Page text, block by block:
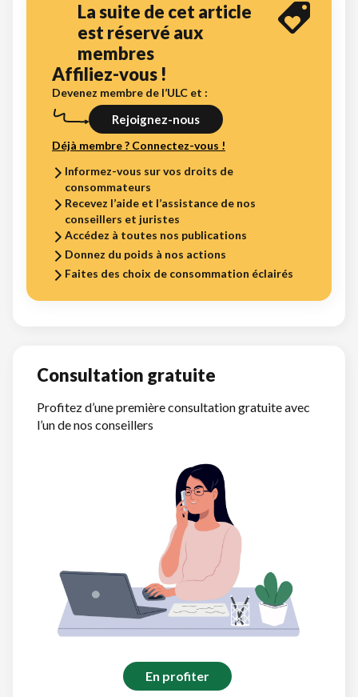
La suite de cet article
est réservé aux
membres
Affiliez-vous !
Devenez membre de l’ULC et :
Rejoignez-nous
Déjà membre ? Connectez-vous !
Informez-vous sur vos droits de
consommateurs
Recevez l’aide et l’assistance de nos
conseillers et juristes
Accédez à toutes nos publications
Donnez du poids à nos actions
Faites des choix de consommation éclairés
Consultation gratuite
Profitez d’une première consultation gratuite avec
l’un de nos conseillers
En profiter